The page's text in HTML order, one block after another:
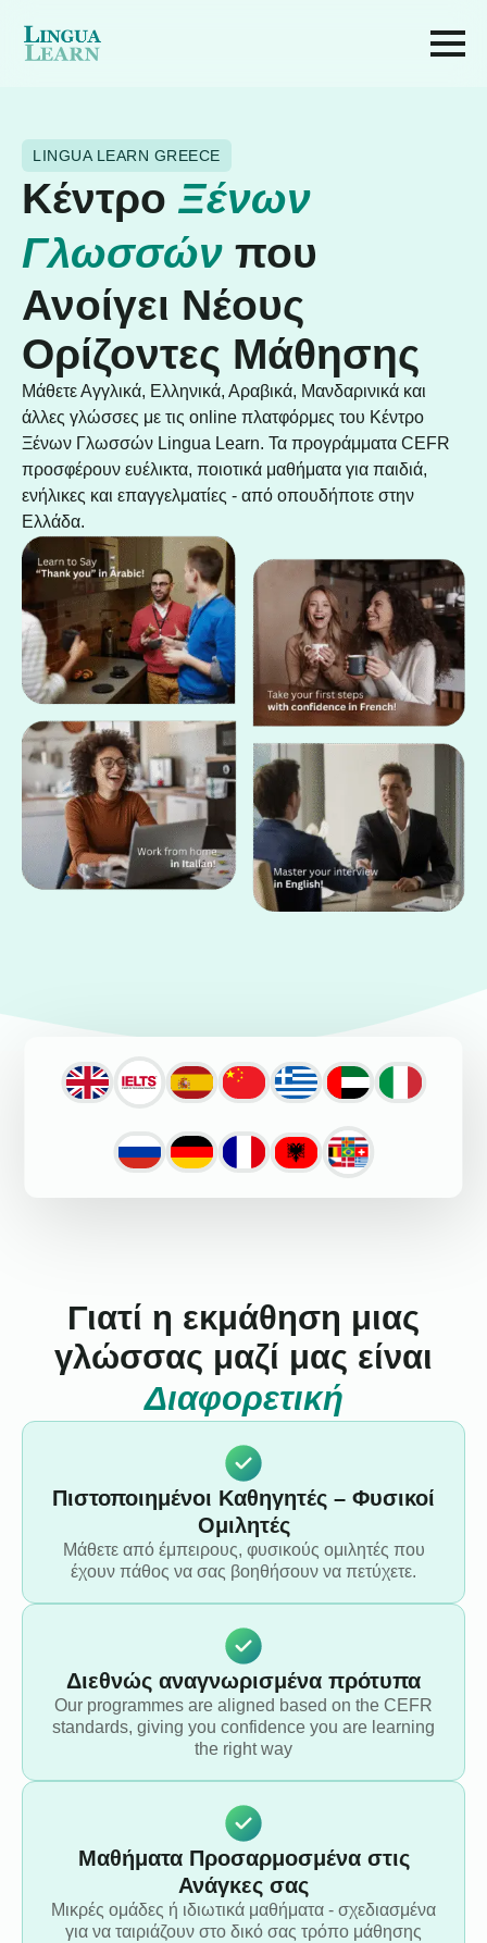
LINGUA LEARN GREECE
Κέντρο Ξένων
Γλωσσών που
Ανοίγει Νέους
Ορίζοντες Μάθησης
Μάθετε Αγγλικά, Ελληνικά, Αραβικά, Μανδαρινικά και
άλλες γλώσσες με τις online πλατφόρμες του Κέντρο
Ξένων Γλωσσών Lingua Learn. Τα προγράμματα CEFR
προσφέρουν ευέλικτα, ποιοτικά μαθήματα για παιδιά,
ενήλικες και επαγγελματίες - από οπουδήποτε στην
Ελλάδα.
Γιατί η εκμάθηση μιας
γλώσσας μαζί μας είναι
Διαφορετική
Πιστοποιημένοι Καθηγητές – Φυσικοί
Ομιλητές
Μάθετε από έμπειρους, φυσικούς ομιλητές που
έχουν πάθος να σας βοηθήσουν να πετύχετε.
Διεθνώς αναγνωρισμένα πρότυπα
Our programmes are aligned based on the CEFR
standards, giving you confidence you are learning
the right way
Μαθήματα Προσαρμοσμένα στις
Ανάγκες σας
Μικρές ομάδες ή ιδιωτικά μαθήματα - σχεδιασμένα
για να ταιριάζουν στο δικό σας τρόπο μάθησης